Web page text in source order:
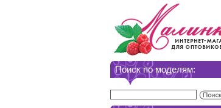
Поиск по моделям: